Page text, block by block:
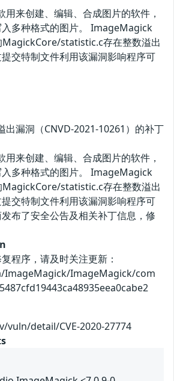
来创建、编辑、合成图片的软件，
多种格式的图片。 ImageMagick
MagickCore/statistic.c存在整数溢出
交特制文件利用该漏洞影响程序可
漏洞（CNVD-2021-10261）的补丁
来创建、编辑、合成图片的软件，
多种格式的图片。 ImageMagick
MagickCore/statistic.c存在整数溢出
交特制文件利用该漏洞影响程序可
布了安全公告及相关补丁信息，修
程序，请及时关注更新：
ImageMagick/com
detail/CVE-2020-27774